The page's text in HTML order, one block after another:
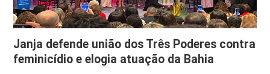
Janja defende união dos Três Poderes contra
feminicídio e elogia atuação da Bahia